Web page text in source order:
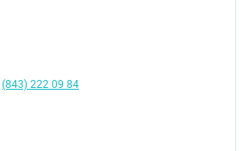
(843) 222 09 84